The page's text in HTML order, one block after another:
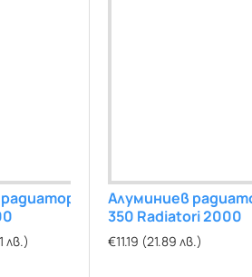
лв.)
Алуминиев
KALDUS 1600
€58.49 (114.40 лв.)
Алуминиев
350 Radiatori 2000
€11.19 (21.89 лв.)